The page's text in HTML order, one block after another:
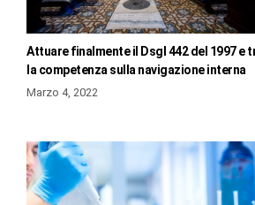
Attuare finalmente il Dsgl 442 del 1997 e
la competenza sulla navigazione interna
Marzo 4, 2022